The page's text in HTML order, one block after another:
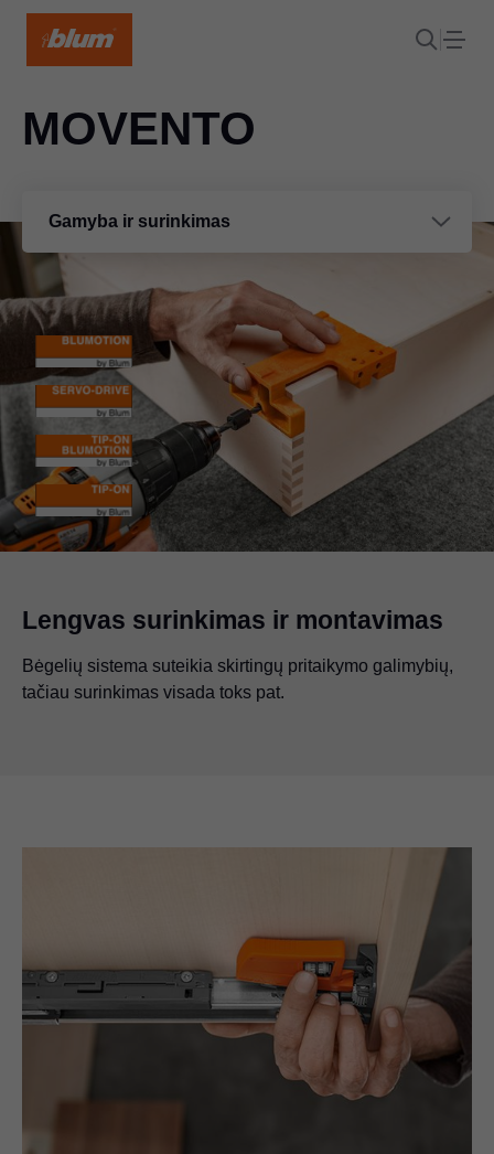
Gamyba ir surinkimas
MOVENTO
Lengvas surinkimas ir montavimas
Bėgelių sistema suteikia skirtingų pritaikymo galimybių,
tačiau surinkimas visada toks pat.